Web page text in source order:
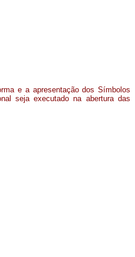
e a apresentação dos Símbolos
seja executado na abertura das